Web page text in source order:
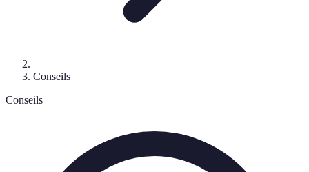
Conseils
Conseils